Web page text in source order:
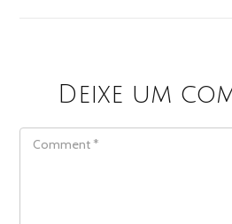
Deixe um
COMMENT